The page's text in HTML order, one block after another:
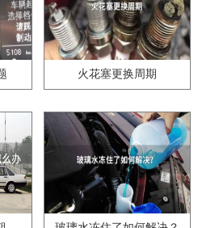
火花塞更换周期